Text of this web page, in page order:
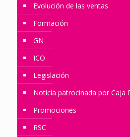
Evolución de las ventas
Formación
GN
ICO
Legislación
Noticia patrocinada por Caja
Promociones
RSC